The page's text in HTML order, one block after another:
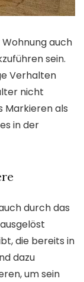
auch
sein.
Verhalten
nicht
Markieren als
in der
durch das
die bereits in
dazu
um sein